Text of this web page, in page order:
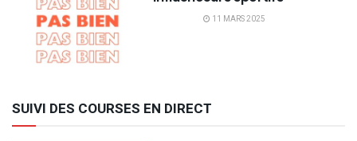
11 MARS 2025
SUIVI DES COURSES EN DIRECT